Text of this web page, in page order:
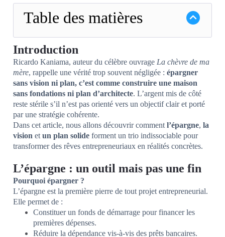
Table des matières
Introduction
Ricardo Kaniama, auteur du célèbre ouvrage La chèvre de ma
mère, rappelle une vérité trop souvent négligée : épargner
sans vision ni plan, c’est comme construire une maison
sans fondations ni plan d’architecte. L’argent mis de côté
reste stérile s’il n’est pas orienté vers un objectif clair et porté
par une stratégie cohérente.
Dans cet article, nous allons découvrir comment l’épargne, la
vision et un plan solide forment un trio indissociable pour
transformer des rêves entrepreneuriaux en réalités concrètes.
L’épargne : un outil mais pas une fin
Pourquoi épargner ?
L’épargne est la première pierre de tout projet entrepreneurial.
Elle permet de :
Constituer un fonds de démarrage pour financer les
premières dépenses.
Réduire la dépendance vis-à-vis des prêts bancaires.